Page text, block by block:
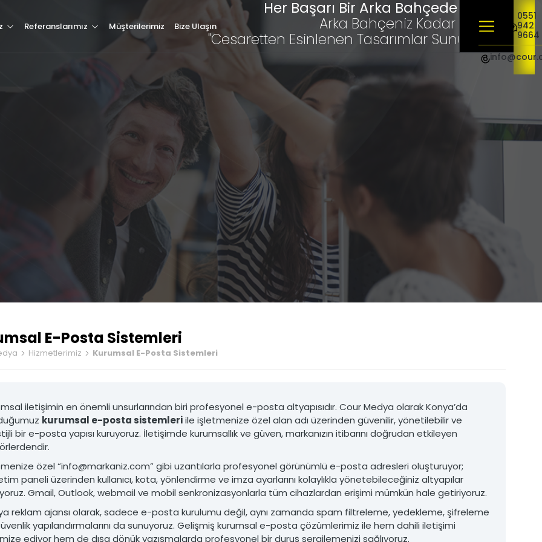
0551
942
9664
Referanslarımız Müşterilerimiz Bize Ulaşın
ve Yazılım
Sitesi Tasarımı ve Yazılım
Web Sitesi Tasarımı ve Yazılım
ve Hosting Hizmetleri
Paneli Entegrasyonu
Kodlama
Hizmetleri
VE YAZıLıM
Prodüksiyon Hizmetleri
• Ürün Fotoğrafçılığı
• Fuar ve Etkinlik Çekimleri
• Drone ile Hava Çekimleri
• Stüdyo Çekimleri
• Kurgu ve Montaj Hizmetleri
PRODüKSIYON HIZMETLERI
Matbaa ve Baskı Hizmetleri
• Katalog Baskıları
• Kutu ve Ambalaj Baskıları
• Promosyon Ürün Baskıları
• Kartvizit ve Evrak Baskıları
• Etiket ve Sticker Baskıları
MATBAA VE BASKı HIZMETLERI
Ekonomik Web Sitesi
Ürün Fotoğrafçılığı 3D Ürün Görselleştirme ve Animasyon
Stand Tasarımı
Her Başarı Bir Arka Bahçede Başlar
Arka Bahçeniz Kadar Yakınız,
"Cesaretten Esinlenen Tasarımlar Sunuyoruz"
E-Posta Sistemleri
Hizmetlerimiz Kurumsal E-Posta Sistemleri
iletişimin en önemli unsurlarından biri profesyonel e-posta altyapısıdır. Cour Medya olarak Konya’da
kurumsal e-posta sistemleriile işletmenize özel alan adı üzerinden güvenilir, yönetilebilir ve
bir e-posta yapısı kuruyoruz. İletişimde kurumsallık ve güven, markanızın itibarını doğrudan etkileyen
özel “info@markaniz.com” gibi uzantılarla profesyonel görünümlü e-posta adresleri oluşturuyor;
paneli üzerinden kullanıcı, kota, yönlendirme ve imza ayarlarını kolaylıkla yönetebileceğiniz altyapılar
Gmail, Outlook, webmail ve mobil senkronizasyonlarla tüm cihazlardan erişimi mümkün hale getiriyoruz.
reklam ajansı olarak, sadece e-posta kurulumu değil, aynı zamanda spam filtreleme, yedekleme, şifreleme
yapılandırmalarını da sunuyoruz. Gelişmiş kurumsal e-posta çözümlerimiz ile hem dahili iletişimi
ediyor hem de dışa dönük yazışmalarda profesyonel bir duruş sergilemenizi sağlıyoruz.